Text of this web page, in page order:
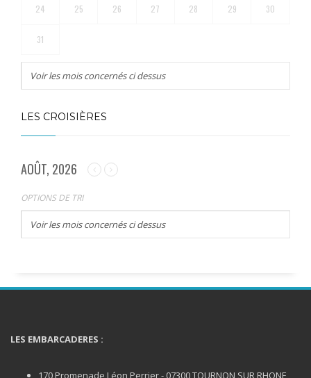
24 25 26 27 28 29 30
31
Voir les mois concernés ci dessus
LES CROISIÈRES
AOÛT, 2026
OPTIONS DE TRI
Voir les mois concernés ci dessus
LES EMBARCADERES :
170 Promenade Léon Perrier - 07300 TOURNON SUR RHONE